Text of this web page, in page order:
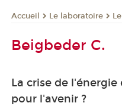
Accueil Le laboratoire
Beigbeder C.
La crise de
pour l'avenir ?